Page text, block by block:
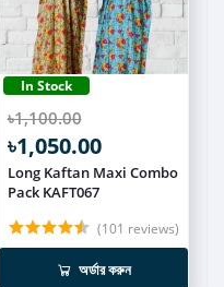
In Stock
৳1,100.00
৳1,050.00
Long Kaftan Maxi Combo
Pack KAFT067
(101 reviews)
অর্ডার করুন